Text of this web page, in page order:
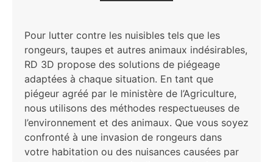
Pour lutter contre les nuisibles tels que les
rongeurs, taupes et autres animaux indésirables,
RD 3D propose des solutions de piégeage
adaptées à chaque situation. En tant que
piégeur agréé par le ministère de l’Agriculture,
nous utilisons des méthodes respectueuses de
l’environnement et des animaux. Que vous soyez
confronté à une invasion de rongeurs dans
votre habitation ou des nuisances causées par